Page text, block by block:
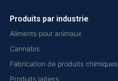
Produits par industrie
Aliments pour animaux
Cannabis
Fabrication de produits chimiques
Produits laitiers